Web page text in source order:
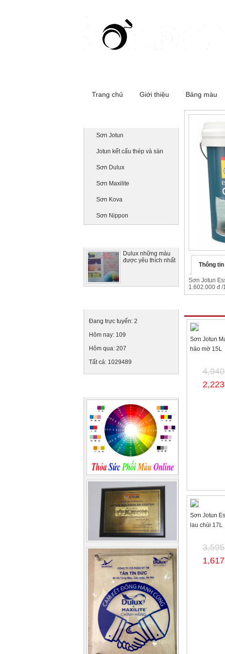
Trang chủ Giới thiệu Bảng màu
Sơn Jotun
Jotun kết cấu thép và sàn
Sơn Dulux
Sơn Maxilite
Sơn Kova
Sơn Nippon
Dulux những màu
được yêu thích nhất
Đang trực tuyến: 2
Hôm nay: 109
Hôm qua: 207
Tất cả: 1029489
Thông
Sơn Jotun
1.602.000 đ /
Sơn Jotun
hảo mờ 15L
Sơn Jotun
lau chùi 17L